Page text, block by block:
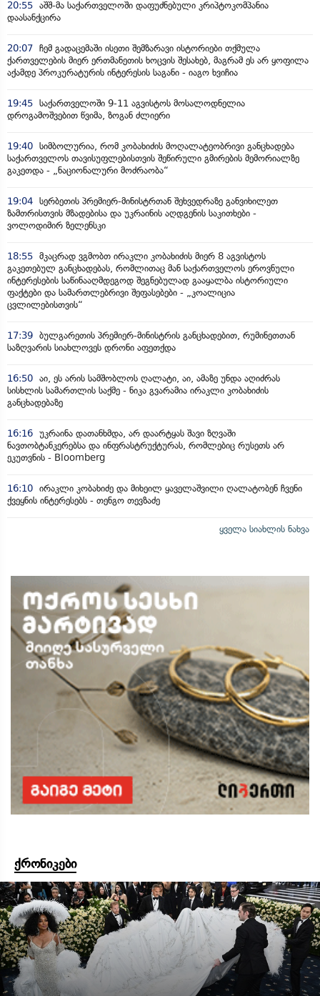
20:55 აშშ-მა საქართველოში დაფუძნებული კრიპტოკომპანია
დაასანქცირა
20:07 ჩემ გადაცემაში ისეთი შემზარავი ისტორიები თქმულა
ქართველების მიერ ერთმანეთის ხოცვის შესახებ, მაგრამ ეს არ ყოფილა
აქამდე პროკურატურის ინტერესის საგანი - იაგო ხვიჩია
19:45 საქართველოში 9-11 აგვისტოს მოსალოდნელია
დროგამოშვებით წვიმა, ზოგან ძლიერი
19:40 სიმბოლურია, რომ კობახიძის მოღალატეობრივი განცხადება
საქართველოს თავისუფლებისთვის შეწირული გმირების მემორიალზე
გაკეთდა - „ნაციონალური მოძრაობა“
19:04 სერბეთის პრემიერ-მინისტრთან შეხვედრაზე განვიხილეთ
ზამთრისთვის მზადებისა და უკრაინის აღდგენის საკითხები -
ვოლოდიმირ ზელენსკი
18:55 მკაცრად ვგმობთ ირაკლი კობახიძის მიერ 8 აგვისტოს
გაკეთებულ განცხადებას, რომლითაც მან საქართველოს ეროვნული
ინტერესების საწინააღმდეგოდ შეგნებულად გააყალბა ისტორიული
ფაქტები და სამართლებრივი შეფასებები - „კოალიცია
ცვლილებისთვის“
17:39 ბულგარეთის პრემიერ-მინისტრის განცხადებით, რუმინეთთან
საზღვარის სიახლოვეს დრონი აფეთქდა
16:50 აი, ეს არის სამშობლოს ღალატი, აი, ამაზე უნდა აღიძრას
სისხლის სამართლის საქმე - ნიკა გვარამია ირაკლი კობახიძის
განცხადებაზე
16:16 უკრაინა დათანხმდა, არ დაარტყას შავი ზღვაში
ნავთობტანკერებსა და ინფრასტრუქტურას, რომლებიც რუსეთს არ
ეკუთვნის - Bloomberg
16:10 ირაკლი კობახიძე და მიხეილ ყაველაშვილი ღალატობენ ჩვენი
ქვეყნის ინტერესებს - თენგო თევზაძე
ყველა სიახლის ნახვა
ქრონიკები